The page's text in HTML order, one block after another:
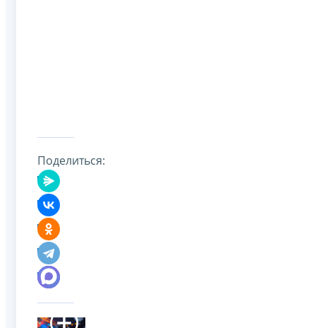
Поделиться: